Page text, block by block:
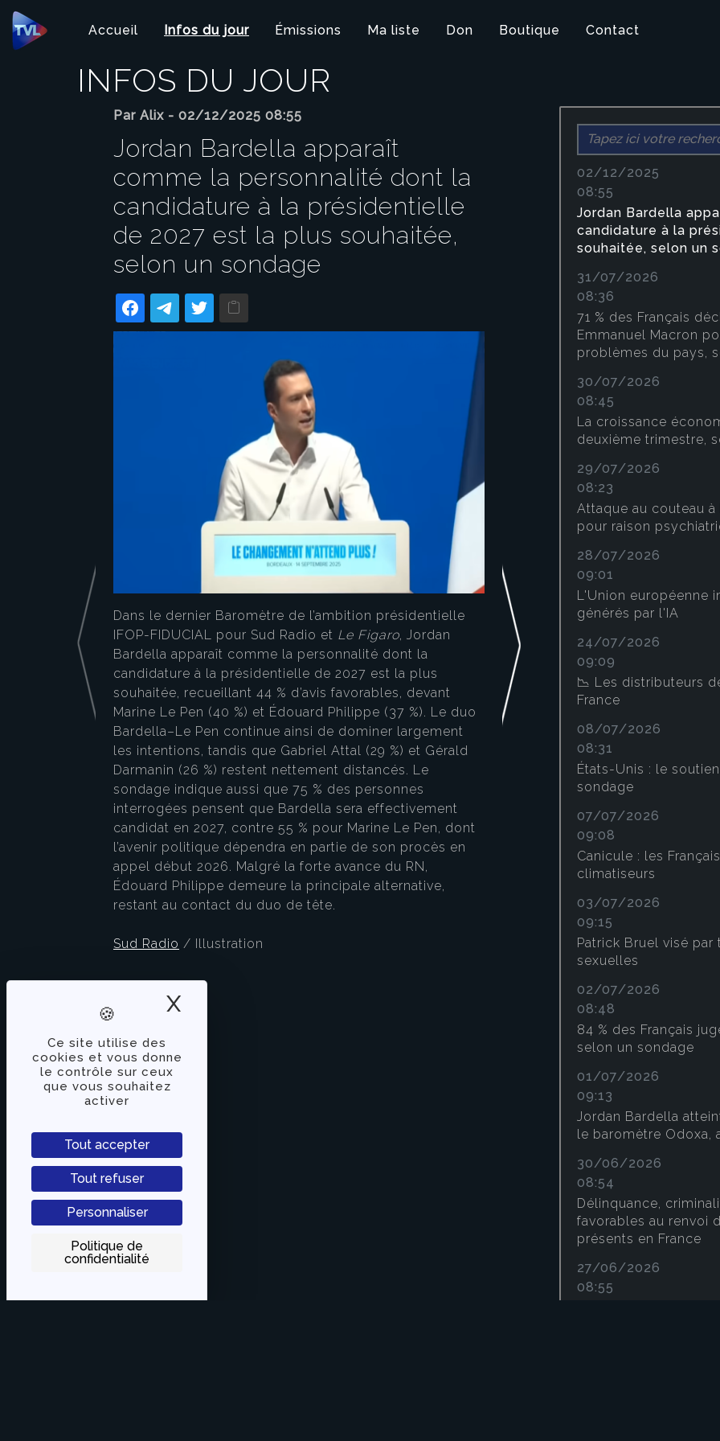
Panneau de gestion des cookies
Ce site utilise des
cookies et vous donne
le contrôle sur ceux
que vous souhaitez
activer
Tout accepter
Tout refuser
Personnaliser
Politique de
confidentialité
X
Accueil Infos du jour Émissions Ma liste Don Boutique Contact
INFOS DU JOUR
Par Alix - 02/12/2025 08:55
Jordan Bardella apparaît
comme la personnalité dont la
candidature à la présidentielle
de 2027 est la plus souhaitée,
selon un sondage
Dans le dernier Baromètre de l’ambition présidentielle
IFOP-FIDUCIAL pour Sud Radio et Le Figaro, Jordan
Bardella apparaît comme la personnalité dont la
candidature à la présidentielle de 2027 est la plus
souhaitée, recueillant 44 % d’avis favorables, devant
Marine Le Pen (40 %) et Édouard Philippe (37 %). Le duo
Bardella–Le Pen continue ainsi de dominer largement
les intentions, tandis que Gabriel Attal (29 %) et Gérald
Darmanin (26 %) restent nettement distancés. Le
sondage indique aussi que 75 % des personnes
interrogées pensent que Bardella sera effectivement
candidat en 2027, contre 55 % pour Marine Le Pen, dont
l’avenir politique dépendra en partie de son procès en
appel début 2026. Malgré la forte avance du RN,
Édouard Philippe demeure la principale alternative,
restant au contact du duo de tête.
Sud Radio / Illustration
71 % des
pas faire
Emmanuel
face
problèmes
sondage
Selon le dernier
des Français
Emmanuel Macron
problèmes du pays,
cote de confiance à 24
le début de l’année).
principalement portée
des électeurs de Jean-
Pen. Le Premier
également 24 % de
progresse auprès de
Bardella et Marine Le
politiques bénéficiant
Français, tandis que
personnalités de gauche.
Le Figaro/Illustration
02/12/2025
08:55
Jordan Bardella
candidature à la
souhaitée, selon un
31/07/2026
08:36
71 % des Français
Emmanuel Macron
problèmes du pays,
30/07/2026
08:45
La croissance
deuxième trimestre,
29/07/2026
08:23
Attaque au couteau
pour raison
28/07/2026
09:01
L'Union européenne
générés par l'IA
24/07/2026
09:09
📉 Les distributeurs
France
08/07/2026
08:31
États-Unis : le
sondage
07/07/2026
09:08
Canicule : les
climatiseurs
03/07/2026
09:15
Patrick Bruel visé
sexuelles
02/07/2026
08:48
84 % des Français
selon un sondage
01/07/2026
09:13
Jordan Bardella
le baromètre Odoxa,
30/06/2026
08:54
Délinquance,
favorables au renvoi
présents en France
27/06/2026
08:55